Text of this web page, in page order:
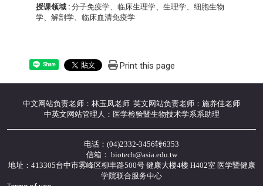
授课领域 : 分子免疫学、临床生理学、生理学、细胞生物
学、解剖学、临床血清免疫学
Share Print this page
中文网站负责老师：林玉凤老师 英文网站负责老师：施养佳老师
中英文网站管理人：医学检验暨生物技术学系系助理
电话：(04)2332-3456转6353
信箱： biotech@asia.edu.tw
地址：413305台中市雾峰区柳丰路500号 健康大楼4楼 H402室 医学暨健康
学院联合服务中心